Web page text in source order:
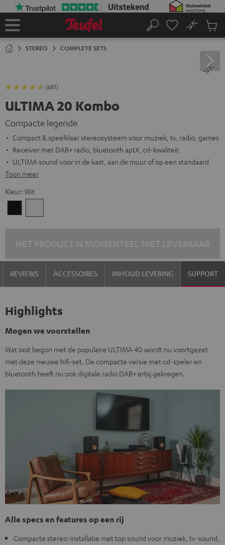
Home
Zoeken
No
STEREO COMPLETE SETS
(681)
ULTIMA 20 Kombo
Compacte legende
Compact & speelklaar stereosysteem voor muziek, tv, radio, games
Receiver met DAB+ radio, bluetooth aptX, cd-kwaliteit
ULTIMA sound voor in de kast, aan de muur of op een standaard
Toon meer
Kleur: Wit
REVIEWS ACCESSOIRES INHOUD LEVERING SUPPORT
Highlights
Mogen we voorstellen
Wat ooit begon met de populaire ULTIMA 40 wordt nu voortgezet
met deze nieuwe hifi-set. De compacte versie met cd-speler en
bluetooth heeft nu ook digitale radio DAB+ erbij gekregen.
Alle specs en features op een rij
Compacte stereo-installatie met top sound voor muziek, tv-sound,